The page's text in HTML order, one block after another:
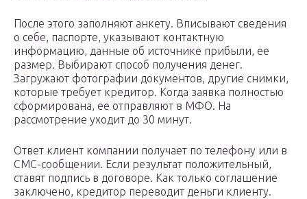
После этого заполняют анкету. Вписывают сведения
о себе, паспорте, указывают контактную
информацию, данные об источнике прибыли, ее
размер. Выбирают способ получения денег.
Загружают фотографии документов, другие снимки,
которые требует кредитор. Когда заявка полностью
сформирована, ее отправляют в МФО. На
рассмотрение уходит до 30 минут.
Ответ клиент компании получает по телефону или в
СМС-сообщении. Если результат положительный,
ставят подпись в договоре. Как только соглашение
заключено, кредитор переводит деньги клиенту.